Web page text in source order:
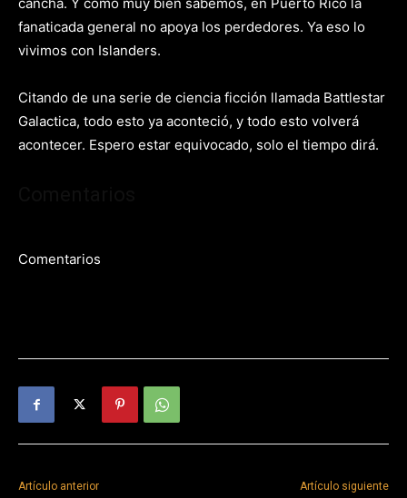
fanaticada general no apoya los perdedores. Ya eso lo
vivimos con Islanders.
Citando de una serie de ciencia ficción llamada Battlestar
Galactica, todo esto ya aconteció, y todo esto volverá
acontecer. Espero estar equivocado, solo el tiempo dirá.
Comentarios
Artículo anterior Artículo siguiente